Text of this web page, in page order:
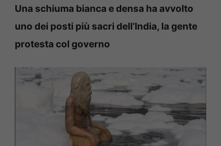
Una schiuma bianca e densa ha avvolto
uno dei posti più sacri dell’India, la gente
protesta col governo